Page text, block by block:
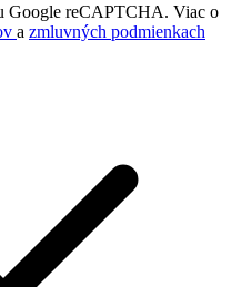
Google reCAPTCHA. Viac o
a zmluvných podmienkach